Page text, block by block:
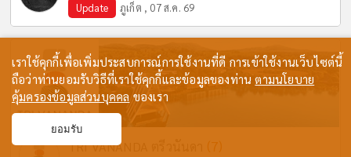
Update ภูเก็ต , 07 ส.ค. 69
TRI VANANDA ตรีวนันดา (7)
เราใช้คุกกี้เพื่อเพิ่มประสบการณ์การใช้งานที่ดี การเข้าใช้งานเว็บไซต์นี้
ถือว่าท่านยอมรับวิธีที่เราใช้คุกกี้และข้อมูลของท่านตามนโยบาย
คุ้มครองข้อมูลส่วนบุคคล ของเรา
ยอมรับ